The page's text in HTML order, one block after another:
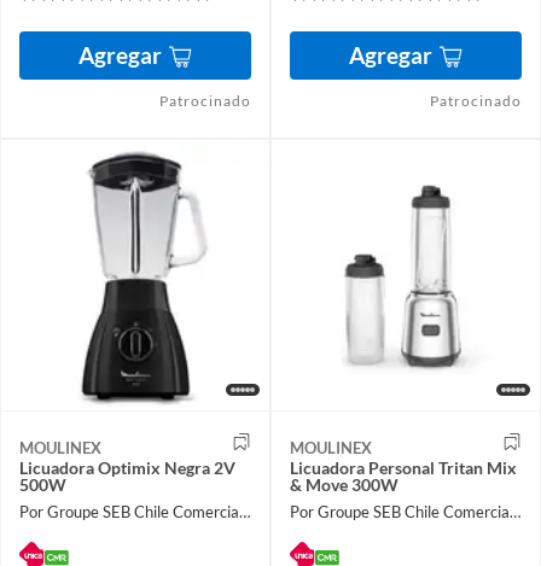
Agregar
Patrocinado
Agregar
Patrocinado
MOULINEX
Licuadora Optimix Negra 2V
500W
Por Groupe SEB Chile Comercial Limitada
MOULINEX
Licuadora Personal Tritan Mix
& Move 300W
Por Groupe SEB Chile Comercial Limitada